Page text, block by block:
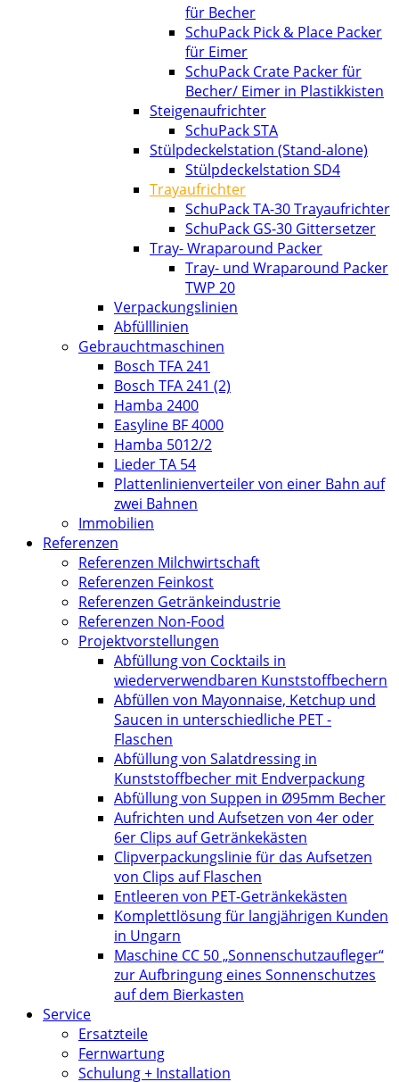
für Becher
SchuPack Pick & Place Packer
für Eimer
SchuPack Crate Packer für
Becher/ Eimer in Plastikkisten
Steigenaufrichter
SchuPack STA
Stülpdeckelstation (Stand-alone)
Stülpdeckelstation SD4
Trayaufrichter
SchuPack TA-30 Trayaufrichter
SchuPack GS-30 Gittersetzer
Tray- Wraparound Packer
Tray- und Wraparound Packer
TWP 20
Verpackungslinien
Abfülllinien
Gebrauchtmaschinen
Bosch TFA 241
Bosch TFA 241 (2)
Hamba 2400
Easyline BF 4000
Hamba 5012/2
Lieder TA 54
Plattenlinienverteiler von einer Bahn auf
zwei Bahnen
Immobilien
Referenzen
Referenzen Milchwirtschaft
Referenzen Feinkost
Referenzen Getränkeindustrie
Referenzen Non-Food
Projektvorstellungen
Abfüllung von Cocktails in
wiederverwendbaren Kunststoffbechern
Abfüllen von Mayonnaise, Ketchup und
Saucen in unterschiedliche PET -
Flaschen
Abfüllung von Salatdressing in
Kunststoffbecher mit Endverpackung
Abfüllung von Suppen in Ø95mm Becher
Aufrichten und Aufsetzen von 4er oder
6er Clips auf Getränkekästen
Clipverpackungslinie für das Aufsetzen
von Clips auf Flaschen
Entleeren von PET-Getränkekästen
Komplettlösung für langjährigen Kunden
in Ungarn
Maschine CC 50 „Sonnenschutzaufleger“
zur Aufbringung eines Sonnenschutzes
auf dem Bierkasten
Service
Ersatzteile
Fernwartung
Schulung + Installation